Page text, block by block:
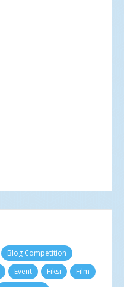
Blog Competition
Event Fiksi
Film